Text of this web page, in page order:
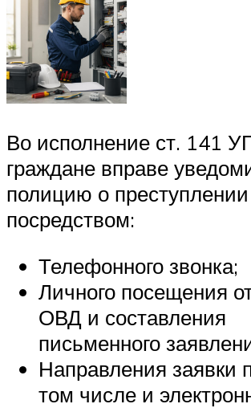
Во исполнение ст. 141
граждане вправе
полицию о преступлении
посредством:
Телефонного звонка;
Личного посещения
ОВД и составления
письменного
Направления заявки
том числе и